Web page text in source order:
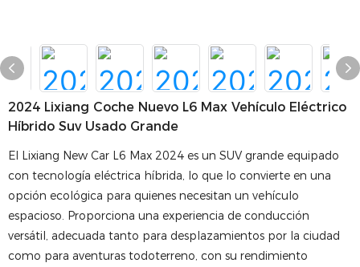
2024 Lixiang Coche Nuevo L6 Max Vehículo Eléctrico
Híbrido Suv Usado Grande
El Lixiang New Car L6 Max 2024 es un SUV grande equipado
con tecnología eléctrica híbrida, lo que lo convierte en una
opción ecológica para quienes necesitan un vehículo
espacioso. Proporciona una experiencia de conducción
versátil, adecuada tanto para desplazamientos por la ciudad
como para aventuras todoterreno, con su rendimiento